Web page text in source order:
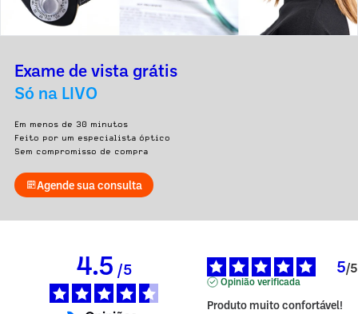
Exame de vista grátis
Só na LIVO
Em menos de 30 minutos
Feito por um especialista óptico
Sem compromisso de compra
Agende sua consulta
4.5/5 5/5
Opinião verificada
Produto muito confortável!